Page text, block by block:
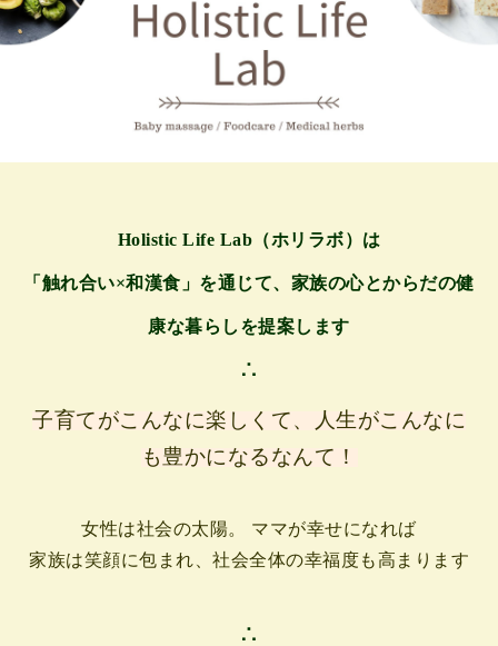
Holistic Life Lab（ホリラボ）は
「触れ合い×和漢食」を通じて、家族の心とからだの健
康な暮らしを提案します
∴
子育てがこんなに楽しくて、人生がこんなに
も豊かになるなんて！
女性は社会の太陽。 ママが幸せになれば
家族は笑顔に包まれ、社会全体の幸福度も高まります
∴